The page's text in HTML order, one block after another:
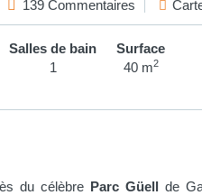
139 Commentaires
Salles de bain
1
Surface
40 m2
du célèbre Parc Güell de